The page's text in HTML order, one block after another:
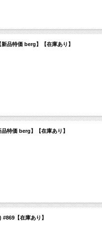
品特価 berg】【在庫あり】
特価 berg】【在庫あり】
【在庫あり】